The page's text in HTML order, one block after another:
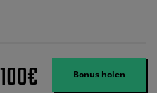
AGB gelten. Lizenziert; Hilfe bei
100€ Bonus holen